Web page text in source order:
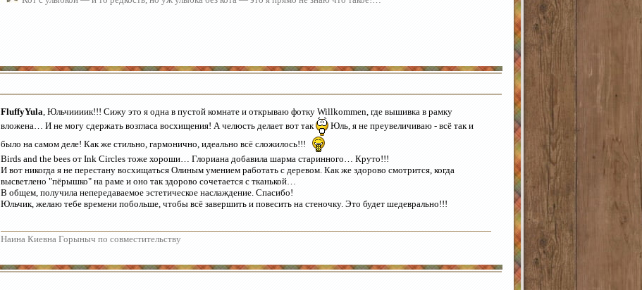
FluffyYula, Юльчиииик!!! Сижу это я одна в пустой комнате и открываю фотку Willkommen, где вышивка в рамку
вложена… И не могу сдержать возгласа восхищения! А челюсть делает вот так
Юль, я не преувеличиваю - всё так и
было на самом деле! Как же стильно, гармонично, идеально всё сложилось!!!
Birds and the bees от Ink Circles тоже хороши… Глориана добавила шарма старинного… Круто!!!
И вот никогда я не перестану восхищаться Олиным умением работать с деревом. Как же здорово смотрится, когда
высветлено "пёрышко" на раме и оно так здорово сочетается с тканькой…
В общем, получила непередаваемое эстетическое наслаждение. Спасибо!
Юльчик, желаю тебе времени побольше, чтобы всё завершить и повесить на стеночку. Это будет шедеврально!!!
Наина Киевна Горыныч по совместительству